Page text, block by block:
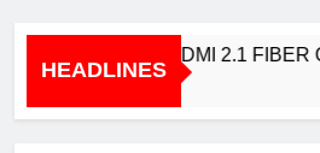
HEADLINES
BRIDGEE – HDMI 2.1 FIBER